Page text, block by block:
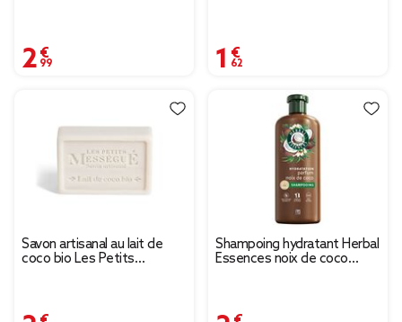
2,99 € 1,62 €
Savon artisanal au lait de
coco bio Les Petits
2,99 €
Shampoing hydratant Herbal
Essences noix de coco
2,95 €